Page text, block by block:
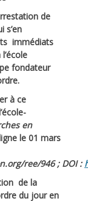
de
s’en
immédiats
fondateur
à ce
en
le 01 mars
ree/946 ; DOI :
de la
du jour en